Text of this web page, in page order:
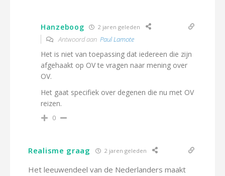
Hanzeboog 2 jaren geleden
Antwoord aan Paul Lamote
Het is niet van toepassing dat iedereen die zijn
afgehaakt op OV te vragen naar mening over
OV.
Het gaat specifiek over degenen die nu met OV
reizen.
0
Realisme graag 2 jaren geleden
Het leeuwendeel van de Nederlanders maakt